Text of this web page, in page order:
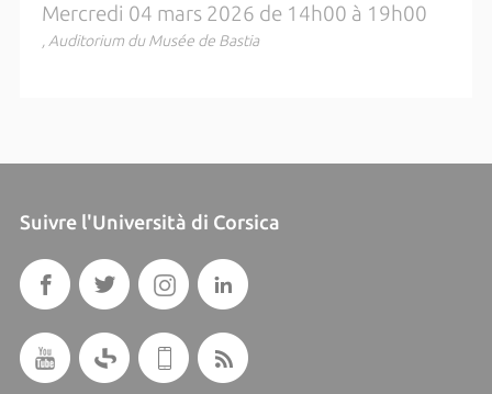
Mercredi 04 mars 2026 de 14h00 à 19h00
, Auditorium du Musée de Bastia
Suivre l'Università di Corsica